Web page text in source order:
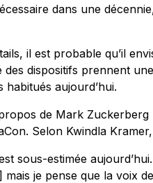
dans une
il est probable qu’il
des dispositifs prennent
aujourd’hui.
de Mark Zuckerberg
Selon Kwindla Kramer,
sous-estimée
je pense que la voix